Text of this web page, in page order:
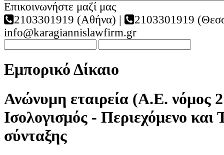
Επικοινωνήστε μαζί μας
2103301919 (Αθήνα) |
2103301919
info@karagiannislawfirm.gr
Εμπορικό Δίκαιο
Ανώνυμη εταιρεία (Α.Ε. νόμος
Ισολογισμός - Περιεχόμενο και
σύνταξης